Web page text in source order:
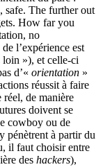
safe. The further out
How far you
no
l’expérience est
loin »), et celle-ci
d’« orientation »
réussit à faire
réel, de manière
doivent se
cowboy ou de
pénètrent à partir du
il faut choisir entre
des hackers),